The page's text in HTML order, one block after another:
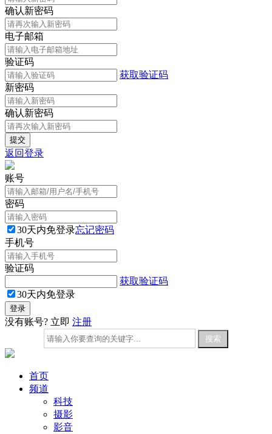
确认新密码
电子邮箱
验证码
获取验证码
新密码
确认新密码
返回登录
账号
密码
30天内免登录忘记密码
手机号
验证码
获取验证码
30天内免登录
没有账号? 立即 注册
首页
频道
科技
摄影
影音